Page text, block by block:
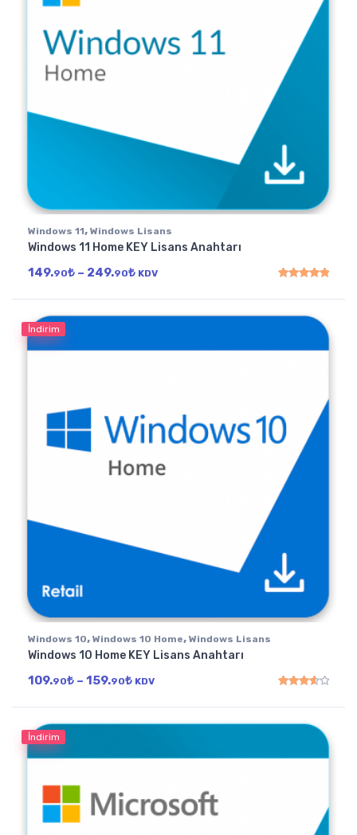
Windows 11, Windows Lisans
Windows 11 Home KEY Lisans Anahtarı
149.90₺ – 249.90₺Fiyat aralığı: 149.90₺ - 249.90₺
KDV
5 üzerinden5.00
İndirim
Windows 10, Windows 10 Home, Windows Lisans
Windows 10 Home KEY Lisans Anahtarı
109.90₺ – 159.90₺Fiyat aralığı: 109.90₺ - 159.90₺
KDV
5 üzerinden3.67
İndirim